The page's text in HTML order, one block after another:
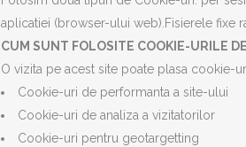
aplicatiei (browser-ului web).Fisierele fixe
CUM SUNT FOLOSITE COOKIE-URILE
O vizita pe acest site poate plasa cookie-
Cookie-uri de performanta a site-ului
Cookie-uri de analiza a vizitatorilor
Cookie-uri pentru geotargetting